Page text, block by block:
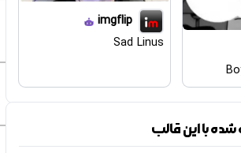
imgflip
Sad Linus
با این قالب